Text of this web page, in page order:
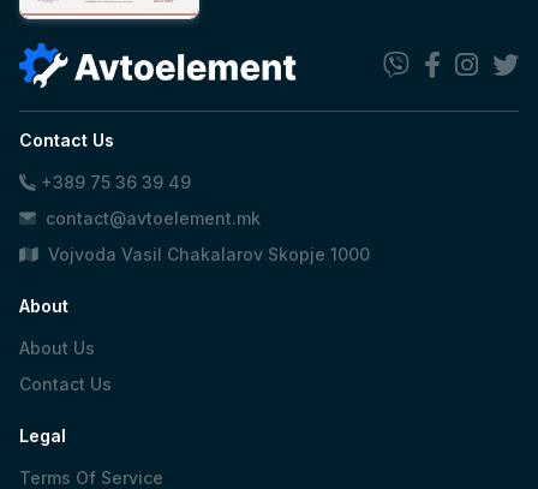
Contact Us
+389 75 36 39 49
contact@avtoelement.mk
Vojvoda Vasil Chakalarov Skopje 1000
About
About Us
Contact Us
Legal
Terms Of Service